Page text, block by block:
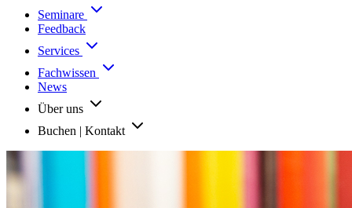
Seminare
Feedback
Services
Fachwissen
News
Über uns
Buchen | Kontakt